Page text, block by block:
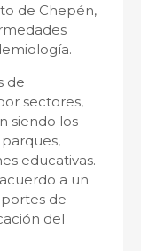
de Chepén,
de
sectores,
siendo los
educativas.
a un
de
del